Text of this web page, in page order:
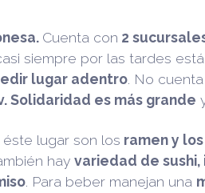
Cuenta con 2
siempre por las tardes está
lugar adentro . No
Solidaridad es más grande
éste lugar son los ramen y
hay variedad de
. Para beber manejan una